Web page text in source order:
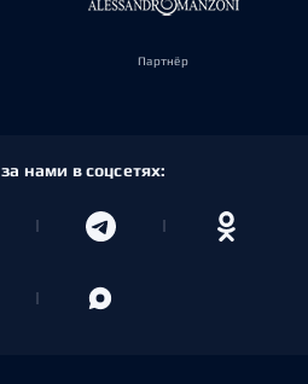
Партнёр
нами в соцсетях: